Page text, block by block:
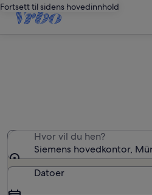
Fortsett til sidens hovedinnhold
Hvor vil du hen?
Siemens hovedkontor,
Datoer